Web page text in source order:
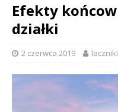
Efekty
działki
2 czerwca 2019